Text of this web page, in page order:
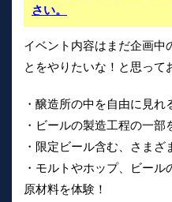
さい。
イベント内容はまだ企画中
とをやりたいな！と思って
・醸造所の中を自由に見れ
・ビールの製造工程の一部
・限定ビール含む、さまざ
・モルトやホップ、ビー
原材料を体験！